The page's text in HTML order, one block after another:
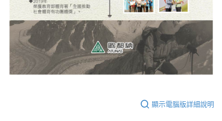
顯示電腦版詳細說明